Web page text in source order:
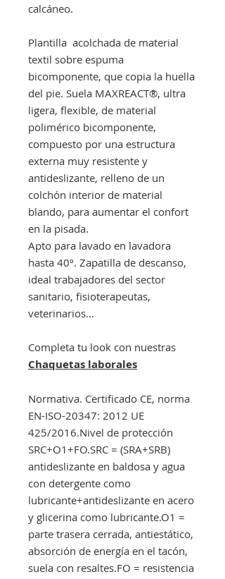
calcáneo.
Plantilla acolchada de material
textil sobre espuma
bicomponente, que copia la huella
del pie. Suela MAXREACT®, ultra
ligera, flexible, de material
polimérico bicomponente,
compuesto por una estructura
externa muy resistente y
antideslizante, relleno de un
colchón interior de material
blando, para aumentar el confort
en la pisada.
Apto para lavado en lavadora
hasta 40º. Zapatilla de descanso,
ideal trabajadores del sector
sanitario, fisioterapeutas,
veterinarios...
Completa tu look con nuestras
Chaquetas laborales
Normativa. Certificado CE, norma
EN-ISO-20347: 2012 UE
425/2016.Nivel de protección
SRC+O1+FO.SRC = (SRA+SRB)
antideslizante en baldosa y agua
con detergente como
lubricante+antideslizante en acero
y glicerina como lubricante.O1 =
parte trasera cerrada, antiestático,
absorción de energía en el tacón,
suela con resaltes.FO = resistencia